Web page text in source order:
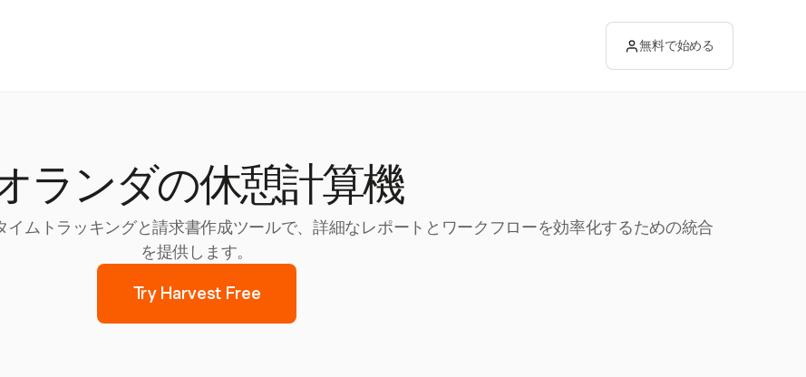
無料で始める
ランダの休憩計算機
ムトラッキングと請求書作成ツールで、詳細なレポートとワークフローを効率化するための統合
を提供します。
Try Harvest Free